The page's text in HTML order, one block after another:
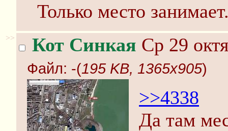
Только место
>> Кот Синкая Ср 29
Файл: -(195 KB, 1365x905)
>>4338
Да там